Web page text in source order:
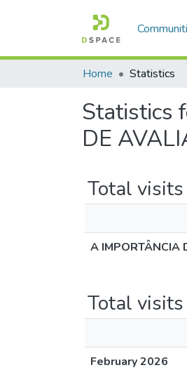
Home Statistics
Statistics
DE
Total visits
A IMPORTÂNCIA
Total
February 2026